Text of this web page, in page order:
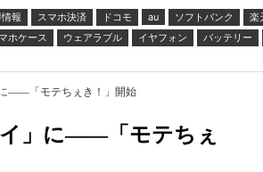
報 スマホ決済 ドコモ au ソフトバンク
楽
ホケース ウェアラブル イヤフォン バッテリー
――「モテちぇき！」開始
」に――「モテちぇ